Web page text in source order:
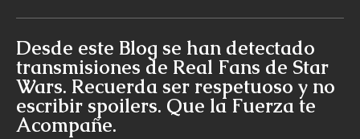
Desde este Blog se han detectado
transmisiones de Real Fans de Star
Wars. Recuerda ser respetuoso y no
escribir spoilers. Que la Fuerza te
Acompañe.